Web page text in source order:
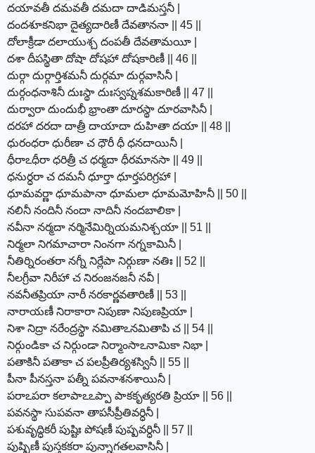
దయావతీ దమవతీ దమదా దాడిమస్తనీ |
దందశూకనిభా దైత్యదారిణీ దేవతాననా || 45 ||
దోలాక్రీడా దలాయుశ్చ దంపతీ దేవతామయీ |
దశా దీపస్థితా దోషా దోషహా దోషకారిణీ || 46 ||
దుర్గా దుర్గార్తిశమనీ దుర్గమా దుర్గవాసినీ |
దుర్గంధనాశినీ దుఃస్థా దుఃస్వప్నశమకారిణీ || 47 ||
దుర్వారా దుందుభీ భ్రాంతా దూరస్థా దూరవాసినీ |
దరహా దరదా దాత్రీ దాయాదా దుహితా దయా || 48 ||
ధురంధరా ధురీణా చ ధౌరీ ధీ ధనదాయినీ |
ధీరాఽధీరా ధరిత్రీ చ ధర్మదా ధీరమానసా || 49 ||
ధనుర్ధరా చ దమనీ ధూర్తా ధూర్తపరిగ్రహా |
ధూమవర్ణా ధూమపానా ధూమలా ధూమమోహినీ || 50 ||
నలినీ నందినీ నందా నాదినీ నందబాలికా |
నవీనా నర్మదా నర్మినేమిర్నియమనిశ్చయా || 51 ||
నిర్మలా నిగమాచారా నింనగా నగ్నకామినీ |
నీతిర్నిరంతరా నగ్నీ నిర్లేపా నిర్గుణా నతిః || 52 ||
నీలగ్రీవా నిరీహా చ నిరంజనజనీ నవీ |
నవనీతప్రియా నారీ నరకార్ణవతారిణీ || 53 ||
నారాయణీ నిరాకారా నిపుణా నిపుణప్రియా |
నిశా నిద్రా నరేంద్రస్థా నమితాఽనమితాపి చ || 54 ||
నిర్గుండికా చ నిర్గుండా నిర్మాంసాఽనామికా నిభా |
పతాకినీ పతాకా చ పలప్రీతిర్యశస్వినీ || 55 ||
పీనా పీనస్తనా పత్నీ పవనాశనశాయినీ |
పరాఽపరా కలాపాఽఽప్పా పాకకృత్యరతి ప్రియా || 56 ||
పవనస్థా సుపవనా తాపసీప్రీతివర్ధినీ |
పశువృద్ధికరీ పుష్టిః పోషణీ పుష్పవర్ధినీ || 57 ||
పుష్పిణీ పుస్తకకరా పున్నాగతలవాసినీ |